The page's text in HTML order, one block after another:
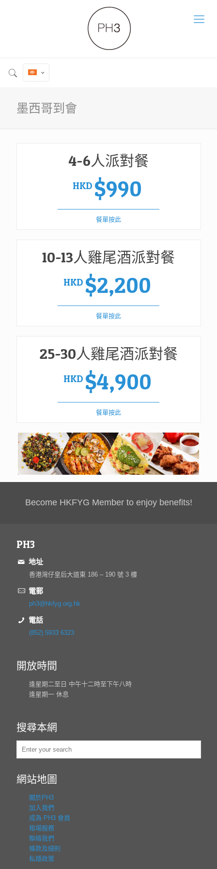
墨西哥到會
4-6人派對餐
HKD $990
餐單按此
10-13人雞尾酒派對餐
HKD $2,200
餐單按此
25-30人雞尾酒派對餐
HKD $4,900
餐單按此
Become HKFYG Member to enjoy benefits!
PH3
地址
香港灣仔皇后大道東 186 – 190 號 3 樓
電郵
ph3@hkfyg.org.hk
電話
(852) 5933 6323
開放時間
逢星期二至日 中午十二時至下午八時
逢星期一 休息
搜尋本網
網站地圖
關於PH3
加入我們
成為 PH3 會員
租場服務
聯絡我們
條款及細則
私隱政策